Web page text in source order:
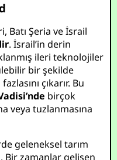
Batı Şeria ve İsrail
. İsrail’in derin
ileri teknolojiler
bir şekilde
çıkarır. Bu
birçok
veya tuzlanmasına
geleneksel tarım
Bir zamanlar gelişen